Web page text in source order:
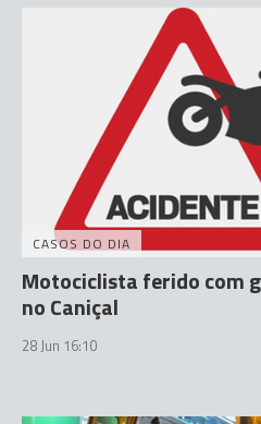
CASOS DO DIA
Motociclista ferido com
no Caniçal
28 Jun 16:10